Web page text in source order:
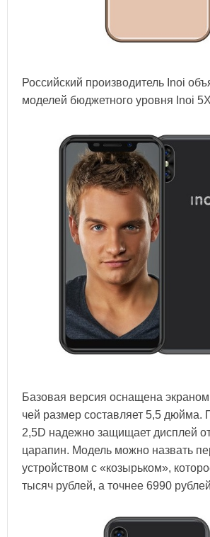
Российский производитель Inoi
моделей бюджетного уровня Inoi
Базовая версия оснащена
чей размер составляет 5,5 дюйма.
2,5D надежно защищает дисплей
царапин. Модель можно назвать
устройством с «козырьком»,
тысяч рублей, а точнее 6990 рублей